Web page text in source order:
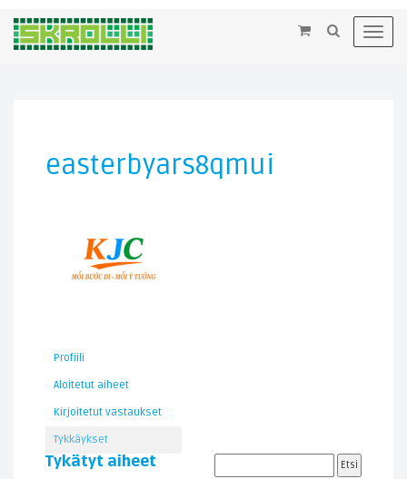
×
easterbyars8qmui
Profiili
Aloitetut aiheet
Kirjoitetut vastaukset
Tykkäykset
Tykätyt aiheet